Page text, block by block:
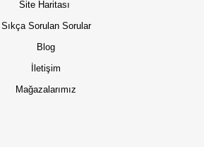
Site Haritası
Sıkça Sorulan Sorular
Blog
İletişim
Mağazalarımız